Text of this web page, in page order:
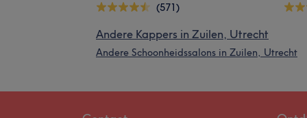
(571)
Andere Kappers in Zuilen, Utrecht
Andere Schoonheidssalons in Zuilen, Utrecht